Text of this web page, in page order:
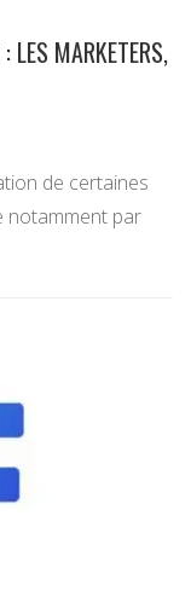
LES MARKETERS,
de certaines
notamment par